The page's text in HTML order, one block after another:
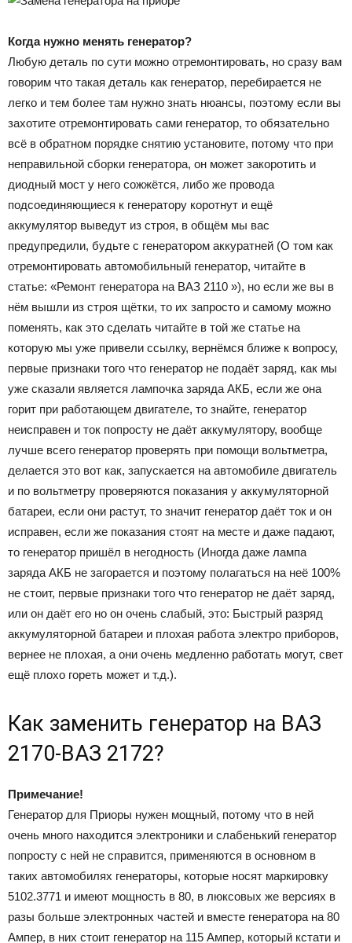
Когда нужно менять генератор?
Любую деталь по сути можно отремонтировать, но сразу вам
говорим что такая деталь как генератор, перебирается не
легко и тем более там нужно знать нюансы, поэтому если вы
захотите отремонтировать сами генератор, то обязательно
всё в обратном порядке снятию установите, потому что при
неправильной сборки генератора, он может закоротить и
диодный мост у него сожжётся, либо же провода
подсоединяющиеся к генератору коротнут и ещё
аккумулятор выведут из строя, в общём мы вас
предупредили, будьте с генератором аккуратней (О том как
отремонтировать автомобильный генератор, читайте в
статье: «Ремонт генератора на ВАЗ 2110 »), но если же вы в
нём вышли из строя щётки, то их запросто и самому можно
поменять, как это сделать читайте в той же статье на
которую мы уже привели ссылку, вернёмся ближе к вопросу,
первые признаки того что генератор не подаёт заряд, как мы
уже сказали является лампочка заряда АКБ, если же она
горит при работающем двигателе, то знайте, генератор
неисправен и ток попросту не даёт аккумулятору, вообще
лучше всего генератор проверять при помощи вольтметра,
делается это вот как, запускается на автомобиле двигатель
и по вольтметру проверяются показания у аккумуляторной
батареи, если они растут, то значит генератор даёт ток и он
исправен, если же показания стоят на месте и даже падают,
то генератор пришёл в негодность (Иногда даже лампа
заряда АКБ не загорается и поэтому полагаться на неё 100%
не стоит, первые признаки того что генератор не даёт заряд,
или он даёт его но он очень слабый, это: Быстрый разряд
аккумуляторной батареи и плохая работа электро приборов,
вернее не плохая, а они очень медленно работать могут, свет
ещё плохо гореть может и т.д.).
Как заменить генератор на ВАЗ
2170-ВАЗ 2172?
Примечание!
Генератор для Приоры нужен мощный, потому что в ней
очень много находится электроники и слабенький генератор
попросту с ней не справится, применяются в основном в
таких автомобилях генераторы, которые носят маркировку
5102.3771 и имеют мощность в 80, в люксовых же версиях в
разы больше электронных частей и вместе генератора на 80
Ампер, в них стоит генератор на 115 Ампер, который кстати и